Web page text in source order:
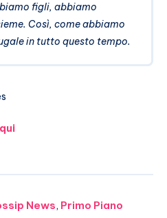
figli, abbiamo
Così, come abbiamo
in tutto questo tempo.
News, Primo Piano